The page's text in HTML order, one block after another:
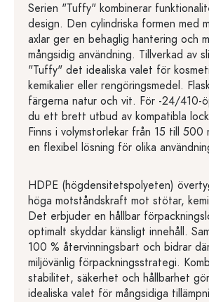
Serien "Tuffy" kombinerar
design. Den cylindriska formen med
axlar ger en behaglig hantering och
mångsidig användning. Tillverkad av
"Tuffy" det idealiska valet för
kemikalier eller rengöringsmedel.
färgerna natur och vit. För -24/410-
du ett brett utbud av kompatibla
Finns i volymstorlekar från 15 till 500
en flexibel lösning för olika
HDPE (högdensitetspolyeten)
höga motståndskraft mot stötar,
Det erbjuder en hållbar
optimalt skyddar känsligt innehåll.
100 % återvinningsbart och bidrar
miljövänlig förpackningsstrategi.
stabilitet, säkerhet och hållbarhet
idealiska valet för mångsidiga